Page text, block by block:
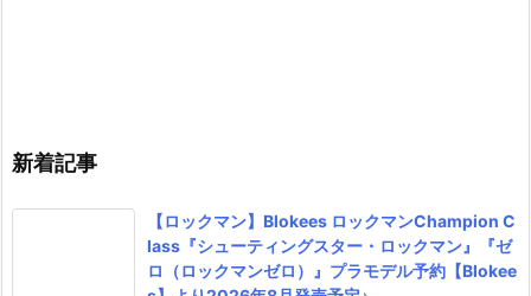
新着記事
【ロックマン】Blokees ロックマンChampion C
lass『シューティングスター・ロックマン』『ゼ
ロ（ロックマンゼロ）』プラモデル予約【Blokee